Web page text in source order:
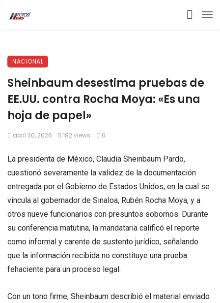
NACIONAL
Sheinbaum desestima pruebas de
EE.UU. contra Rocha Moya: «Es una
hoja de papel»
abril 30, 2026 182 views 0
La presidenta de México, Claudia Sheinbaum Pardo,
cuestionó severamente la validez de la documentación
entregada por el Gobierno de Estados Unidos, en la cual se
vincula al gobernador de Sinaloa, Rubén Rocha Moya, y a
otros nueve funcionarios con presuntos sobornos. Durante
su conferencia matutina, la mandataria calificó el reporte
como informal y carente de sustento jurídico, señalando
que la información recibida no constituye una prueba
fehaciente para un proceso legal.
Con un tono firme, Sheinbaum describió el material enviado